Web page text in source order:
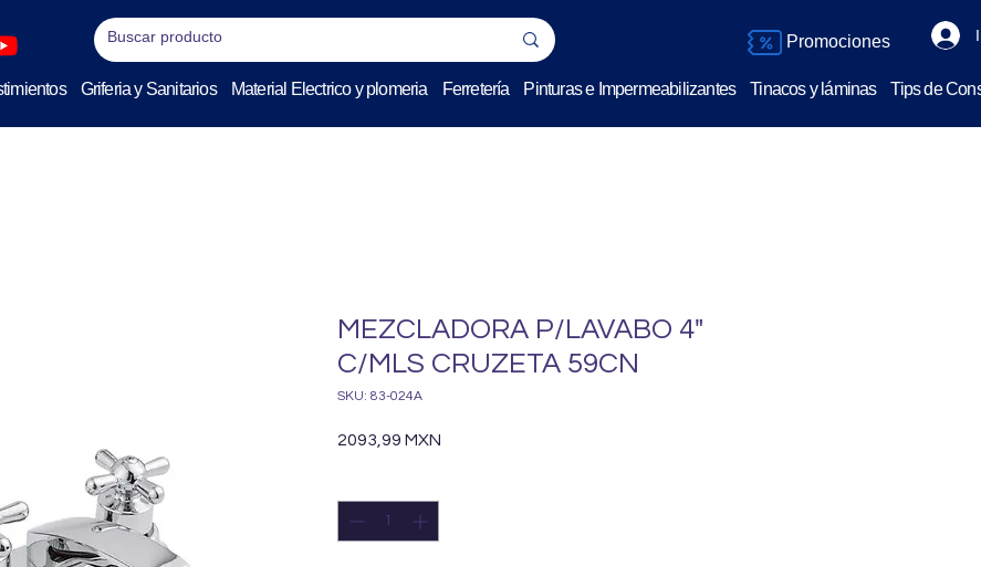
Griferia y Sanitarios Material Electrico y plomeria Ferretería Pinturas e Impermeabilizantes Tinacos y láminas Tips de
Promociones
MEZCLADORA P/LAVABO 4"
C/MLS CRUZETA 59CN
SKU: 83-024A
2093,99 MXN